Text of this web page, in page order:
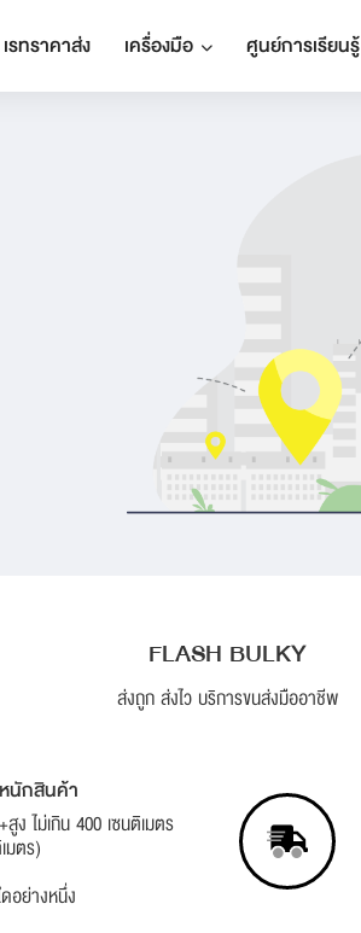
เรทราคาส่ง เครื่องมือ ศูนย์การเรียนรู้
FLASH BULKY
ส่งถูก ส่งไว บริการขนส่งมืออาชีพ
นักสินค้า
ไม่เกิน 400 เซนติเมตร
มตร)
อย่างหนึ่ง